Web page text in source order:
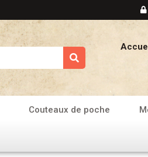
Couteaux de poche